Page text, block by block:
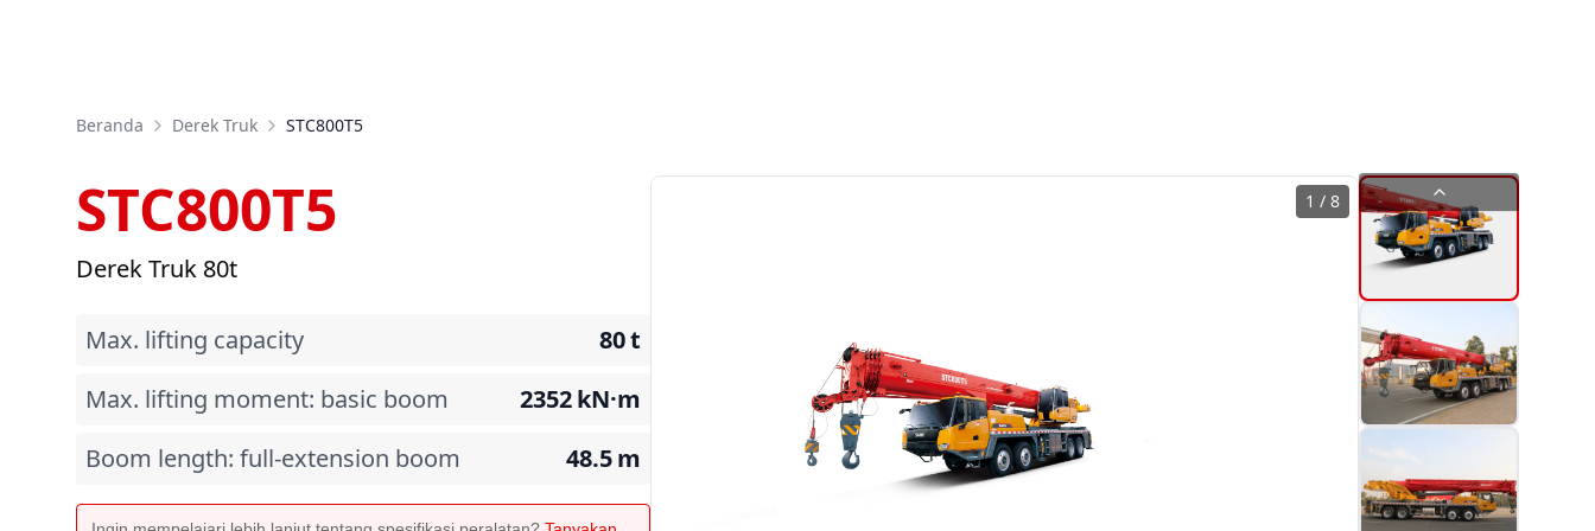
Beranda Derek Truk STC800T5
STC800T5
Derek Truk 80t
Max. lifting capacity 80t
Max. lifting moment: basic boom
2352kN·m
Boom length: full-extension boom
48.5m
1 / 8